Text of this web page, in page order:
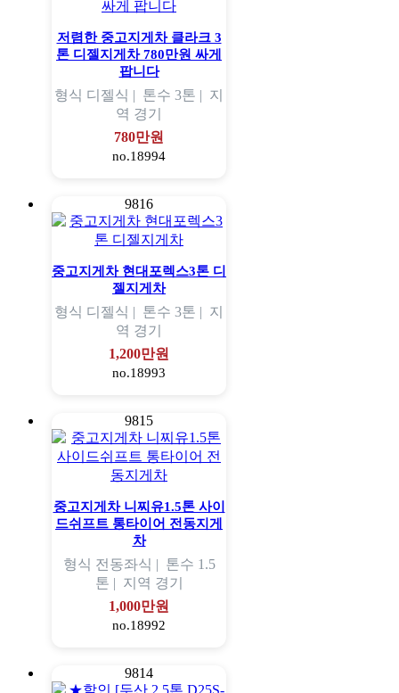
저렴한 중고지게차 클라크 3
톤 디젤지게차 780만원 싸게
팝니다
형식 디젤식 | 톤수 3톤 | 지
역 경기
780만원
no.18994
9816
중고지게차 현대포렉스3톤 디
젤지게차
형식 디젤식 | 톤수 3톤 | 지
역 경기
1,200만원
no.18993
9815
중고지게차 니찌유1.5톤 사이
드쉬프트 통타이어 전동지게
차
형식 전동좌식 | 톤수 1.5
톤 | 지역 경기
1,000만원
no.18992
9814